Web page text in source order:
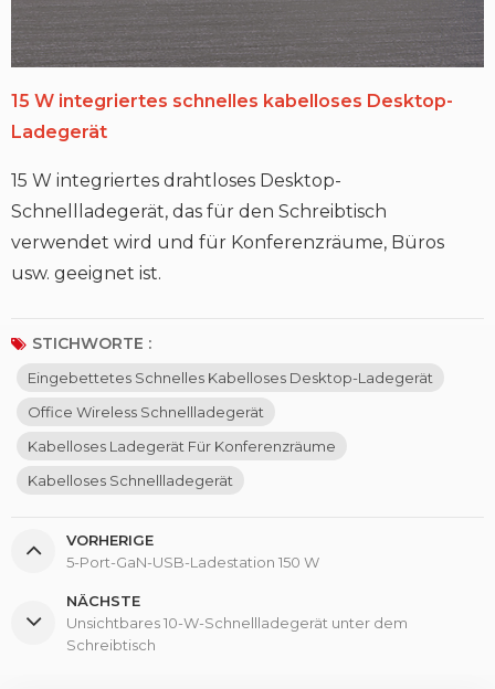
15 W integriertes schnelles kabelloses Desktop-
Ladegerät
15 W integriertes drahtloses Desktop-
Schnellladegerät, das für den Schreibtisch
verwendet wird und für Konferenzräume, Büros
usw. geeignet ist.
STICHWORTE :
Eingebettetes Schnelles Kabelloses Desktop-Ladegerät
Office Wireless Schnellladegerät
Kabelloses Ladegerät Für Konferenzräume
Kabelloses Schnellladegerät
VORHERIGE
5-Port-GaN-USB-Ladestation 150 W
NÄCHSTE
Unsichtbares 10-W-Schnellladegerät unter dem
Schreibtisch